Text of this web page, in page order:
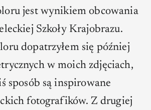
jest wynikiem obcowania
Szkoły Krajobrazu.
dopatrzyłem się później
w moich zdjęciach,
sposób są inspirowane
fotografików. Z drugiej